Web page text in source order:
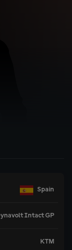
Spain
Intact GP
KTM